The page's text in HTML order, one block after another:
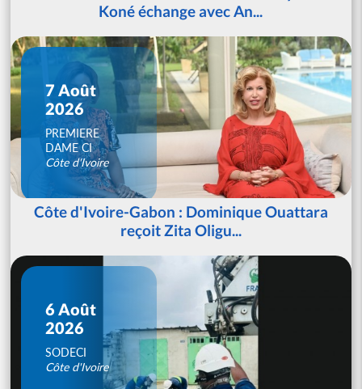
Koné échange avec An...
7 Août
2026
PREMIERE
DAME CI
Côte d'Ivoire
Côte d'Ivoire-Gabon : Dominique Ouattara
reçoit Zita Oligu...
6 Août
2026
SODECI
Côte d'Ivoire